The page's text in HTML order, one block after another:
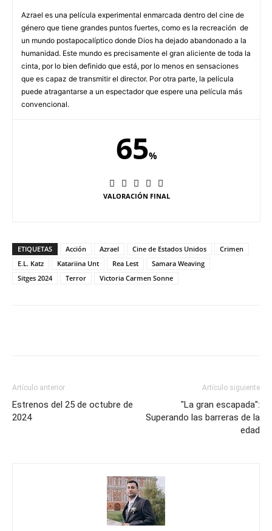
Azrael es una película experimental enmarcada dentro del cine de
género que tiene grandes puntos fuertes, como es la recreación de
un mundo postapocalíptico donde Dios ha dejado abandonado a la
humanidad. Este mundo es precisamente el gran aliciente de toda la
cinta, por lo bien definido que está, por lo menos en sensaciones
que es capaz de transmitir el director. Por otra parte, la película
puede atragantarse a un espectador que espere una película más
convencional.
65%
VALORACIÓN FINAL
ETIQUETAS Acción Azrael Cine de Estados Unidos
Crimen
E.L. Katz
Katariina Unt Rea Lest
Samara Weaving
Sitges 2024
Terror Victoria Carmen Sonne
Artículo anterior
Estrenos del 25 de octubre de
2024
Artículo siguiente
"La gran escapada":
Superando las barreras de la
edad